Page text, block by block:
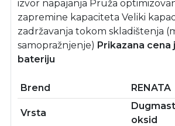
izvor napajanja Pruža
zapremine kapaciteta Veliki
zadržavanja tokom skladištenja
samopražnjenje) Prikazana cena
bateriju
Brend RENATA
Vrsta
oksid